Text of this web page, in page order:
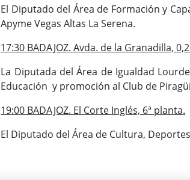
El Diputado del Área de Formación y
Apyme Vegas Altas La Serena.
17:30 BADAJOZ. Avda. de la Granadilla,
La Diputada del Área de Igualdad
Educación y promoción al Club de
19:00 BADAJOZ. El Corte Inglés, 6ª planta.
El Diputado del Área de Cultura,